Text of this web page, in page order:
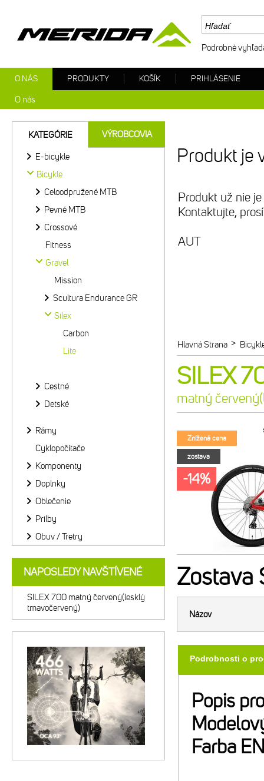
Produkt je
Produkt už nie
Kontaktujte,
AUT
Hlavná Strana >
SILEX
matný
Znížená cena
zostava
-14%
Zostava
Názov
Podrobnosti o
Popis
Farba
KATEGÓRIE VÝROBCOVIA
E-bicykle
Bicykle
Celoodpružené MTB
Pevné MTB
Crossové
Fitness
Gravel
Mission
Scultura Endurance GR
Silex
Carbon
Lite
Cestné
Detské
Rámy
Cyklopočítače
Komponenty
Doplnky
Oblečenie
Prilby
Obuv / Tretry
NAPOSLEDY NAVŠTÍVENÉ
SILEX 700 matný červený(lesklý
tmavočervený)
Podrobné
O NÁS
O nás
PRODUKTY KOŠÍK PRIHLÁSENIE